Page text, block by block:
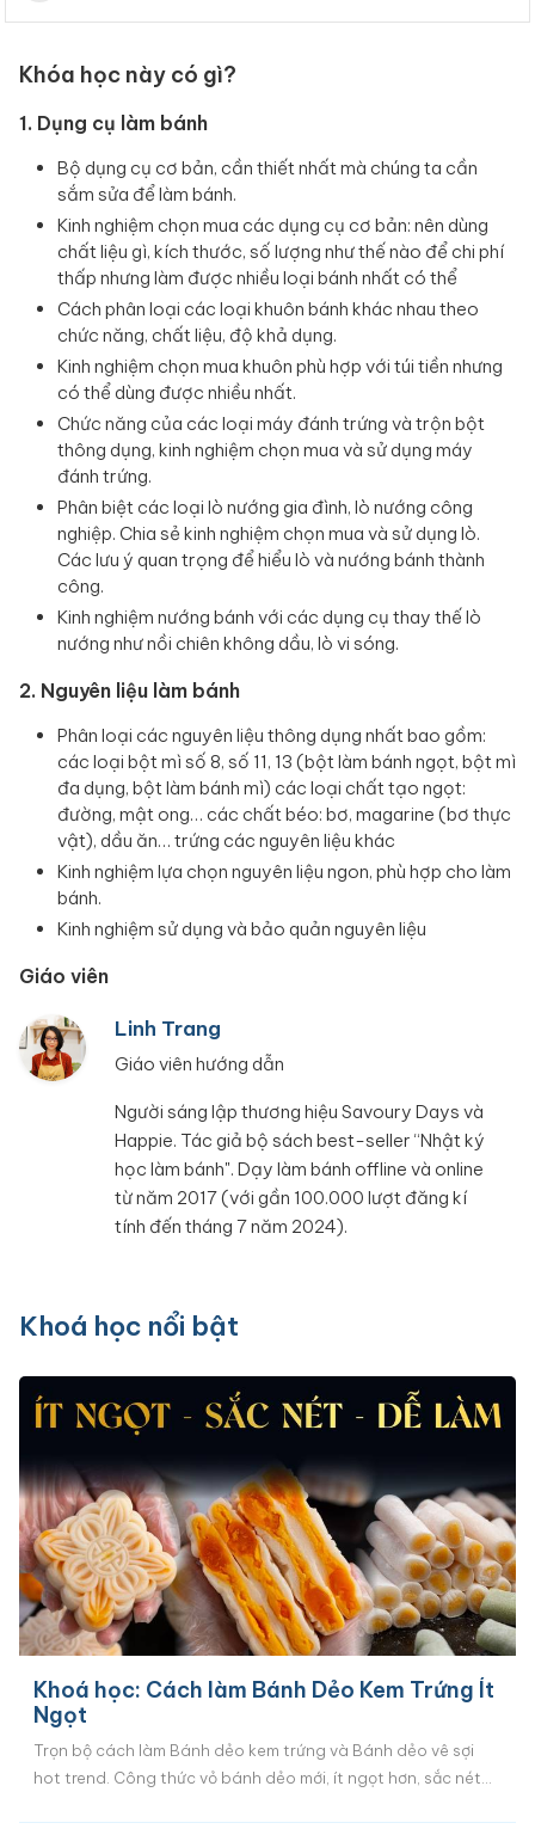
Khóa học này có gì?
1. Dụng cụ làm bánh
Bộ dụng cụ cơ bản, cần thiết nhất mà chúng ta cần
sắm sửa để làm bánh.
Kinh nghiệm chọn mua các dụng cụ cơ bản: nên dùng
chất liệu gì, kích thước, số lượng như thế nào để chi phí
thấp nhưng làm được nhiều loại bánh nhất có thể
Cách phân loại các loại khuôn bánh khác nhau theo
chức năng, chất liệu, độ khả dụng.
Kinh nghiệm chọn mua khuôn phù hợp với túi tiền nhưng
có thể dùng được nhiều nhất.
Chức năng của các loại máy đánh trứng và trộn bột
thông dụng, kinh nghiệm chọn mua và sử dụng máy
đánh trứng.
Phân biệt các loại lò nướng gia đình, lò nướng công
nghiệp. Chia sẻ kinh nghiệm chọn mua và sử dụng lò.
Các lưu ý quan trọng để hiểu lò và nướng bánh thành
công.
Kinh nghiệm nướng bánh với các dụng cụ thay thế lò
nướng như nồi chiên không dầu, lò vi sóng.
2. Nguyên liệu làm bánh
Phân loại các nguyên liệu thông dụng nhất bao gồm:
các loại bột mì số 8, số 11, 13 (bột làm bánh ngọt, bột mì
đa dụng, bột làm bánh mì) các loại chất tạo ngọt:
đường, mật ong… các chất béo: bơ, magarine (bơ thực
vật), dầu ăn… trứng các nguyên liệu khác
Kinh nghiệm lựa chọn nguyên liệu ngon, phù hợp cho làm
bánh.
Kinh nghiệm sử dụng và bảo quản nguyên liệu
Giáo viên
Linh Trang
Giáo viên hướng dẫn
Người sáng lập thương hiệu Savoury Days và
Happie. Tác giả bộ sách best-seller “Nhật ký
học làm bánh". Dạy làm bánh offline và online
từ năm 2017 (với gần 100.000 lượt đăng kí
tính đến tháng 7 năm 2024).
Khoá học nổi bật
Khoá học: Cách làm Bánh Dẻo Kem Trứng Ít
Ngọt
Trọn bộ cách làm Bánh dẻo kem trứng và Bánh dẻo vê sợi
hot trend. Công thức vỏ bánh dẻo mới, ít ngọt hơn, sắc nét